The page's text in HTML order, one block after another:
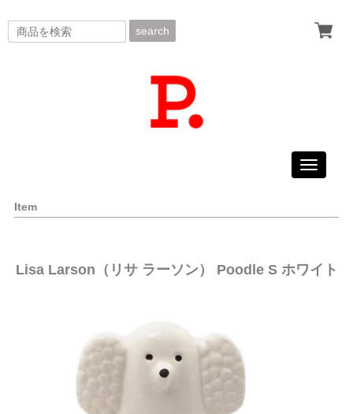
search
Toggle
Item
Lisa Larson（リサ ラーソン） Poodle S ホワイト